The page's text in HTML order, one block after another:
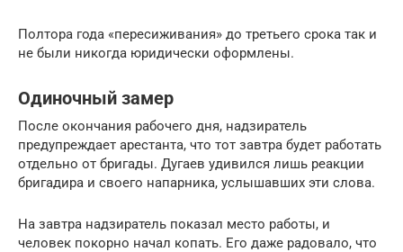
Полтора года «пересиживания» до третьего срока так и
не были никогда юридически оформлены.
Одиночный замер
После окончания рабочего дня, надзиратель
предупреждает арестанта, что тот завтра будет работать
отдельно от бригады. Дугаев удивился лишь реакции
бригадира и своего напарника, услышавших эти слова.
На завтра надзиратель показал место работы, и
человек покорно начал копать. Его даже радовало, что